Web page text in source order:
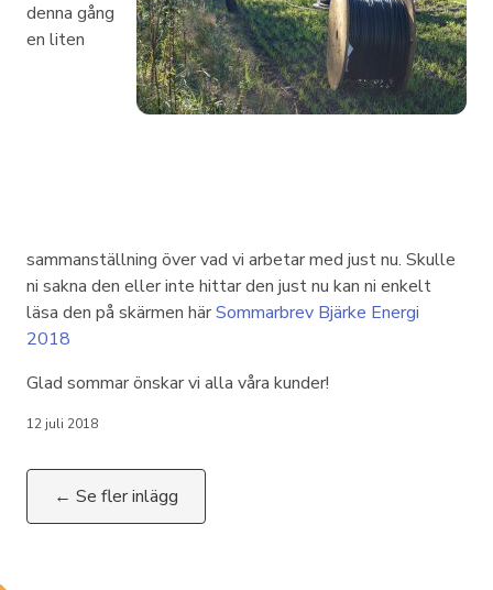
Elproducent
denna gång
en liten
sammanställning över vad vi arbetar med just nu. Skulle
ni sakna den eller inte hittar den just nu kan ni enkelt
läsa den på skärmen härSommarbrev Bjärke Energi
2018
Glad sommar önskar vi alla våra kunder!
12 juli 2018
← Se fler inlägg